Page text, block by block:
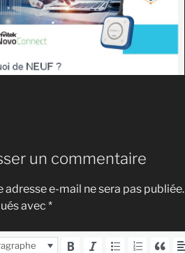
un commentaire
adresse e-mail ne sera pas publiée.
avec *